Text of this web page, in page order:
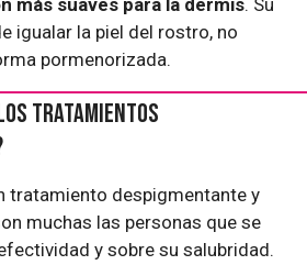
más suaves para la dermis. Su
igualar la piel del rostro, no
pormenorizada.
tratamientos
tratamiento despigmentante y
muchas las personas que se
y sobre su salubridad.